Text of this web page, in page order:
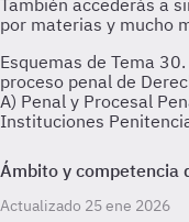
Esquemas de Tema
proceso penal de
A) Penal y Procesal
Instituciones
Ámbito y competencia
Actualizado 25 ene 2026